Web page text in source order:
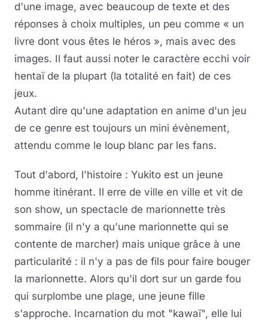
d'une image, avec beaucoup de texte et des
réponses à choix multiples, un peu comme « un
livre dont vous êtes le héros », mais avec des
images. Il faut aussi noter le caractère ecchi voir
hentaï de la plupart (la totalité en fait) de ces
jeux.
Autant dire qu'une adaptation en anime d'un jeu
de ce genre est toujours un mini évènement,
attendu comme le loup blanc par les fans.
Tout d'abord, l'histoire : Yukito est un jeune
homme itinérant. Il erre de ville en ville et vit de
son show, un spectacle de marionnette très
sommaire (il n'y a qu'une marionnette qui se
contente de marcher) mais unique grâce à une
particularité : il n'y a pas de fils pour faire bouger
la marionnette. Alors qu'il dort sur un garde fou
qui surplombe une plage, une jeune fille
s'approche. Incarnation du mot "kawaï", elle lui